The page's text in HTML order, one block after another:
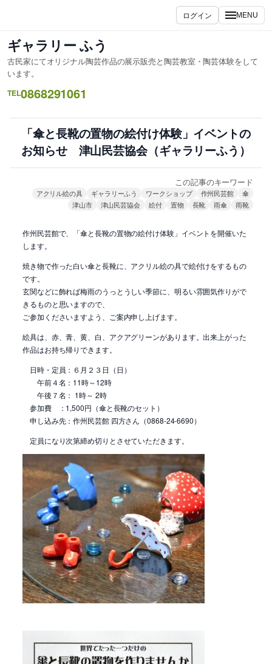
ス
キ
ッ
プ
ログイン MENU
ギャラリー ふう
古民家にてオリジナル陶芸作品の展示販売と陶芸教室・陶芸体験をして
います。
TEL0868291061
「傘と長靴の置物の絵付け体験」イベントの
お知らせ 津山民芸協会（ギャラリーふう）
この記事のキーワード
アクリル絵の具 ギャラリーふう ワークショップ 作州民芸館
傘
津山市
津山民芸協会 絵付 置物 長靴 雨傘 雨靴
作州民芸館で、「傘と長靴の置物の絵付け体験」イベントを開催いた
します。
焼き物で作った白い傘と長靴に、アクリル絵の具で絵付けをするもの
です。
玄関などに飾れば梅雨のうっとうしい季節に、明るい雰囲気作りがで
きるものと思いますので、
ご参加くださいますよう、ご案内申し上げます。
絵具は、赤、青、黄、白、アクアグリーンがあります。出来上がった
作品はお持ち帰りできます。
日時・定員：６月２３日（日）
午前４名：11時～12時
午後７名： 1時～ 2時
参加費 ：1,500円（傘と長靴のセット）
申し込み先：作州民芸館 四方さん（0868-24-6690）
定員になり次第締め切りとさせていただきます。